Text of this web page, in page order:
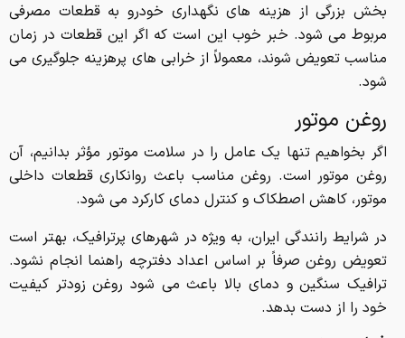
بخش بزرگی از هزینه های نگهداری خودرو به قطعات مصرفی
مربوط می شود. خبر خوب این است که اگر این قطعات در زمان
مناسب تعویض شوند، معمولاً از خرابی های پرهزینه جلوگیری می
شود.
روغن موتور
اگر بخواهیم تنها یک عامل را در سلامت موتور مؤثر بدانیم، آن
روغن موتور است. روغن مناسب باعث روانکاری قطعات داخلی
موتور، کاهش اصطکاک و کنترل دمای کارکرد می شود.
در شرایط رانندگی ایران، به ویژه در شهرهای پرترافیک، بهتر است
تعویض روغن صرفاً بر اساس اعداد دفترچه راهنما انجام نشود.
ترافیک سنگین و دمای بالا باعث می شود روغن زودتر کیفیت
خود را از دست بدهد.